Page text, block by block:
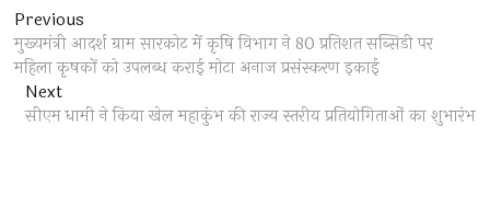
Post
navigation
Previous
post:
मुख्यमंत्री आदर्श ग्राम सारकोट में कृषि विभाग ने 80 प्रतिशत सब्सिडी पर
महिला कृषकों को उपलब्ध कराई मोटा अनाज प्रसंस्करण इकाई
NextNext
post:
सीएम धामी ने किया खेल महाकुंभ की राज्य स्तरीय प्रतियोगिताओं का शुभारंभ